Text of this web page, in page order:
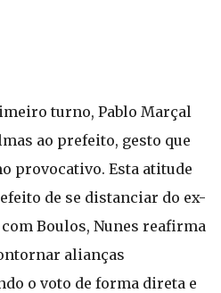
turno, Pablo Marçal
ao prefeito, gesto que
provocativo. Esta atitude
de se distanciar do ex-
Boulos, Nunes reafirma
alianças
o voto de forma direta e